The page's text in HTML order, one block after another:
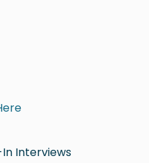
Interviews